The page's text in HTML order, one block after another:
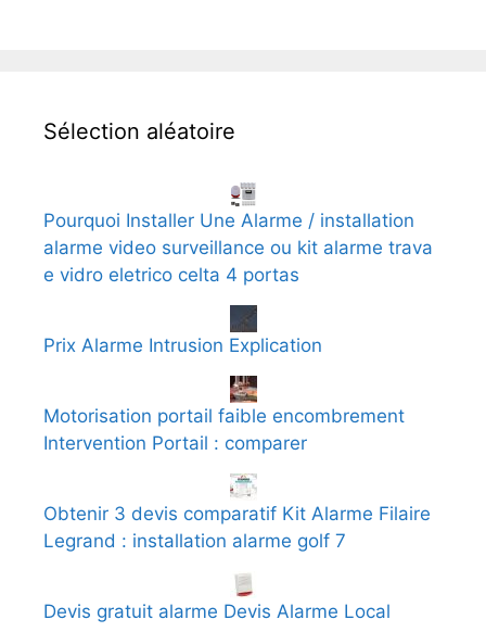
Sélection aléatoire
Pourquoi Installer Une Alarme / installation
alarme video surveillance ou kit alarme trava
e vidro eletrico celta 4 portas
Prix Alarme Intrusion Explication
Motorisation portail faible encombrement
Intervention Portail : comparer
Obtenir 3 devis comparatif Kit Alarme Filaire
Legrand : installation alarme golf 7
Devis gratuit alarme Devis Alarme Local